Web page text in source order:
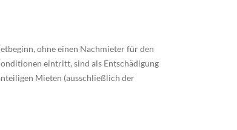
ohne einen Nachmieter für den
eintritt, sind als Entschädigung
Mieten (ausschließlich der